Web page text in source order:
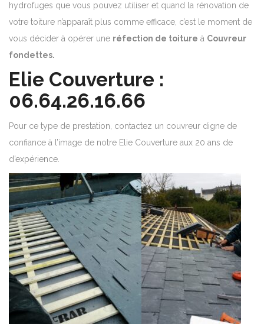
hydrofuges que vous pouvez utiliser et quand la rénovation de
votre toiture n’apparaît plus comme efficace, c’est le moment de
vous décider à opérer une réfection de toiture à Couvreur
fondettes.
Elie Couverture :
06.64.26.16.66
Pour ce type de prestation, contactez un couvreur digne de
confiance à l’image de notre Elie Couverture aux 20 ans de
d’expérience.